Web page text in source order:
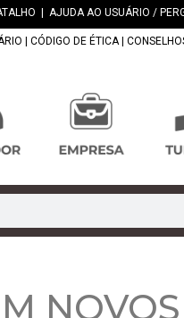
AJUDA AO USUÁRIO /
CÓDIGO DE ÉTICA|